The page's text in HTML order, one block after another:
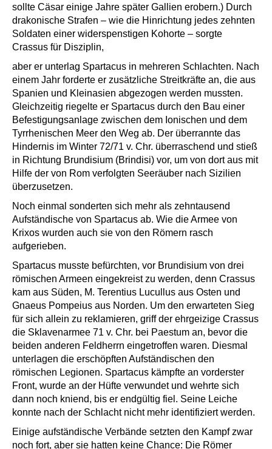
sollte Cäsar einige Jahre später Gallien erobern.) Durch
drakonische Strafen – wie die Hinrichtung jedes zehnten
Soldaten einer widerspenstigen Kohorte – sorgte
Crassus für Disziplin,
aber er unterlag Spartacus in mehreren Schlachten. Nach
einem Jahr forderte er zusätzliche Streitkräfte an, die aus
Spanien und Kleinasien abgezogen werden mussten.
Gleichzeitig riegelte er Spartacus durch den Bau einer
Befestigungsanlage zwischen dem Ionischen und dem
Tyrrhenischen Meer den Weg ab. Der überrannte das
Hindernis im Winter 72/71 v. Chr. überraschend und stieß
in Richtung Brundisium (Brindisi) vor, um von dort aus mit
Hilfe der von Rom verfolgten Seeräuber nach Sizilien
überzusetzen.
Noch einmal sonderten sich mehr als zehntausend
Aufständische von Spartacus ab. Wie die Armee von
Krixos wurden auch sie von den Römern rasch
aufgerieben.
Spartacus musste befürchten, vor Brundisium von drei
römischen Armeen eingekreist zu werden, denn Crassus
kam aus Süden, M. Terentius Lucullus aus Osten und
Gnaeus Pompeius aus Norden. Um den erwarteten Sieg
für sich allein zu reklamieren, griff der ehrgeizige Crassus
die Sklavenarmee 71 v. Chr. bei Paestum an, bevor die
beiden anderen Feldherrn eingetroffen waren. Diesmal
unterlagen die erschöpften Aufständischen den
römischen Legionen. Spartacus kämpfte an vorderster
Front, wurde an der Hüfte verwundet und wehrte sich
dann noch kniend, bis er endgültig fiel. Seine Leiche
konnte nach der Schlacht nicht mehr identifiziert werden.
Einige aufständische Verbände setzten den Kampf zwar
noch fort, aber sie hatten keine Chance: Die Römer